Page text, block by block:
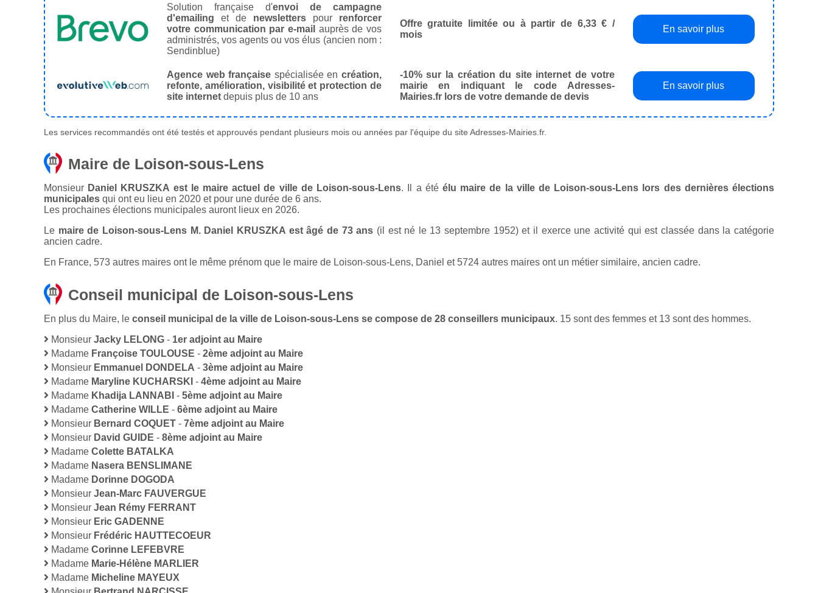
Solution française d'envoi de campagne
d'emailing et de newsletterspour renforcer
votre communication par e-mail auprès de vos
administrés, vos agents ou vos élus (ancien nom :
Sendinblue)
Offre gratuite limitée ou à partir de 6,33 € /
mois
En savoir plus
Agence web française spécialisée en création,
refonte, amélioration, visibilité et protection de
site internet depuis plus de 10 ans
-10% sur la création du site internet de votre
mairie en indiquant le code Adresses-
Mairies.fr lors de votre demande de devis
En savoir plus
Les services recommandés ont été testés et approuvés pendant plusieurs mois ou années par l'équipe du site Adresses-Mairies.fr.
Maire de Loison-sous-Lens
Monsieur Daniel KRUSZKA est le maire actuel de ville de Loison-sous-Lens. Il a été élu maire de la ville de Loison-sous-Lens lors des dernières élections
municipales qui ont eu lieu en 2020 et pour une durée de 6 ans.
Les prochaines élections municipales auront lieux en 2026.
Le maire de Loison-sous-Lens M. Daniel KRUSZKA est âgé de 73 ans (il est né le 13 septembre 1952) et il exerce une activité qui est classée dans la catégorie
ancien cadre.
En France, 573 autres maires ont le même prénom que le maire de Loison-sous-Lens, Daniel et 5724 autres maires ont un métier similaire, ancien cadre.
Conseil municipal de Loison-sous-Lens
En plus du Maire, le conseil municipal de la ville de Loison-sous-Lens se compose de 28 conseillers municipaux. 15 sont des femmes et 13 sont des hommes.
Monsieur Jacky LELONG - 1er adjoint au Maire
Madame Françoise TOULOUSE - 2ème adjoint au Maire
Monsieur Emmanuel DONDELA - 3ème adjoint au Maire
Madame Maryline KUCHARSKI - 4ème adjoint au Maire
Madame Khadija LANNABI - 5ème adjoint au Maire
Madame Catherine WILLE - 6ème adjoint au Maire
Monsieur Bernard COQUET - 7ème adjoint au Maire
Monsieur David GUIDE - 8ème adjoint au Maire
Madame Colette BATALKA
Madame Nasera BENSLIMANE
Madame Dorinne DOGODA
Monsieur Jean-Marc FAUVERGUE
Monsieur Jean Rémy FERRANT
Monsieur Eric GADENNE
Monsieur Frédéric HAUTTECOEUR
Madame Corinne LEFEBVRE
Madame Marie-Hélène MARLIER
Madame Micheline MAYEUX